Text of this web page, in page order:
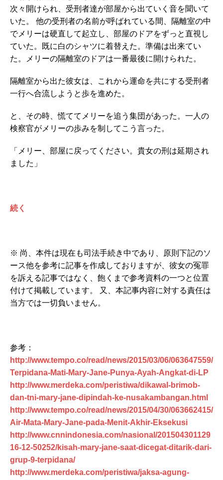
次々開けられ、受刑者達が部屋から出ていく音を聞いて
いた。 他の受刑者の名前が呼ばれている間、隔離室の中
でメリーは硬直して起立し、部屋のドアをずっと直視し
ていた。既に白のシャツに着替えた。準備は出来てい
た。メリーの隔離室のドアは一番最後に開けられた。
隔離室から出た彼女は、これから運命を共にする受刑者
一行へ合流しようと歩を進めた。
と、その時、慌ててメリーを追う集団があった。一人の
検察官がメリーの歩みを制してこう言った。
「メリー、部屋に戻ってください。貴女の刑は延期され
ました」
続く
※ 尚、本件は現在も司法手続き中であり、原則下記のソ
ース他を参考に記事を作成しておりますが、彼女の冤罪
を訴える記事ではなく、飽くまで参考資料の一つと位置
付けて掲載しています。 又、本記事内容に対する責任は
当方では一切負いません。
参考：
http://www.tempo.co/read/news/2015/03/06/063647559/
Terpidana-Mati-Mary-Jane-Punya-Ayah-Angkat-di-LP
http://www.merdeka.com/peristiwa/dikawal-brimob-
dan-tni-mary-jane-dipindah-ke-nusakambangan.html
http://www.tempo.co/read/news/2015/04/30/063662415/
Air-Mata-Mary-Jane-pada-Menit-Akhir-Eksekusi
http://www.cnnindonesia.com/nasional/201504301129
16-12-50252/kisah-mary-jane-saat-dicegat-ditarik-dari-
grup-9-terpidana/
http://www.merdeka.com/peristiwa/jaksa-agung-